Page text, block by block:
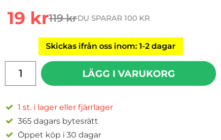
rea pris
19 krtidigare pris
119 krDU SPARAR 100 KR
Skickas ifrån oss inom: 1-2 dagar
LÄGG I VARUKORG
1 st. i lager eller fjärrlager
365 dagars bytesrätt
Öppet köp i 30 dagar